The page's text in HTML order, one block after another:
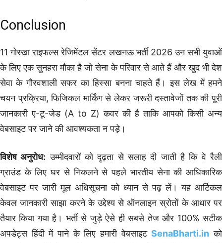
Conclusion
11 गोरखा राइफल्स रेजिमेंटल सेंटर लखनऊ भर्ती 2026 उन सभी युवाओं
के लिए एक सुनहरा मौका है जो सेना के परिवार से आते हैं और खुद भी देश
सेवा के गौरवशाली सफर का हिस्सा बनना चाहते हैं। इस लेख में हमने
चयन प्रक्रिया, फिजिकल मार्किंग से लेकर जरूरी दस्तावेजों तक की पूरी
जानकारी ए-टू-जेड (A to Z) कवर की है ताकि आपको किसी अन्य
वेबसाइट पर जाने की आवश्यकता न पड़े।
विशेष अनुरोध: उम्मीदवारों को दृढ़ता से सलाह दी जाती है कि वे रैली
ग्राउंड के लिए घर से निकलने से पहले भारतीय सेना की आधिकारिक
वेबसाइट पर जारी मूल अधिसूचना को ध्यान से पढ़ लें। यह आर्टिकल
केवल जानकारी साझा करने के उद्देश्य से ऑनलाइन स्रोतों के आधार पर
तैयार किया गया है। भर्ती से जुड़े ऐसे ही सबसे तेज और 100% सटीक
अपडेट्स हिंदी में पाने के लिए हमारी वेबसाइटSenaBharti.in को